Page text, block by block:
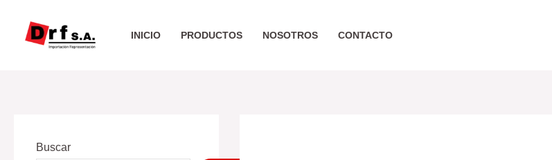
contenido
INICIO PRODUCTOS NOSOTROS CONTACTO
Buscar